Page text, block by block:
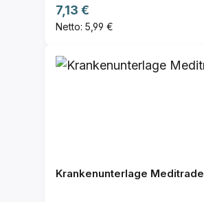
Regulärer Preis:
7,13 €
Netto: 5,99 €
Krankenunterlage Meditrade